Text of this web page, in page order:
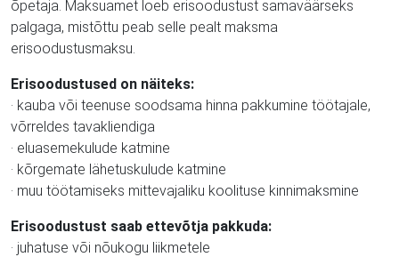
õpetaja. Maksuamet loeb erisoodustust samaväärseks
palgaga, mistõttu peab selle pealt maksma
erisoodustusmaksu.
Erisoodustused on näiteks:
· kauba või teenuse soodsama hinna pakkumine töötajale,
võrreldes tavakliendiga
· eluasemekulude katmine
· kõrgemate lähetuskulude katmine
· muu töötamiseks mittevajaliku koolituse kinnimaksmine
Erisoodustust saab ettevõtja pakkuda:
· juhatuse või nõukogu liikmetele